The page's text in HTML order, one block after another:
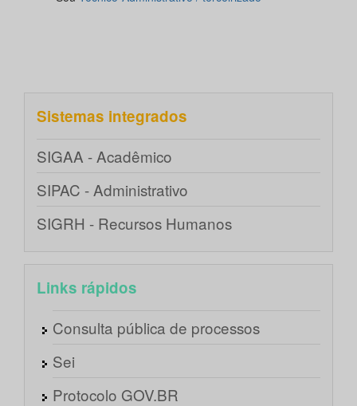
Sistemas integrados
SIGAA - Acadêmico
SIPAC - Administrativo
SIGRH - Recursos Humanos
Links rápidos
Consulta pública de processos
Sei
Protocolo GOV.BR